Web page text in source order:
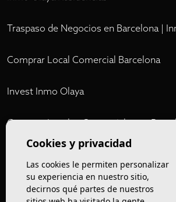
Traspaso de Negocios en Barcelona |
Comprar Local Comercial Barcelona
Invest Inmo Olaya
Comprar Locales Comerciales en
OlayaCookies y privacidad
Las cookies le permiten personalizar
su experiencia en nuestro sitio,
decirnos qué partes de nuestros